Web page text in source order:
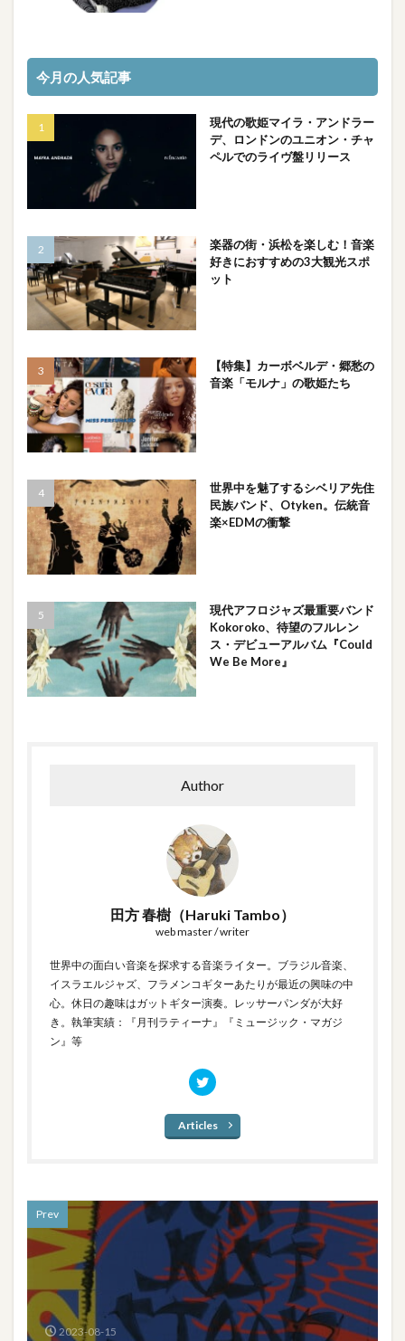
今月の人気記事
現代の歌姫マイラ・アンドラー
デ、ロンドンのユニオン・チャ
ペルでのライヴ盤リリース
楽器の街・浜松を楽しむ！音楽
好きにおすすめの3大観光スポ
ット
【特集】カーボベルデ・郷愁の
音楽「モルナ」の歌姫たち
世界中を魅了するシベリア先住
民族バンド、Otyken。伝統音
楽×EDMの衝撃
現代アフロジャズ最重要バンド
Kokoroko、待望のフルレン
ス・デビューアルバム『Could
We Be More』
Author
田方 春樹（Haruki Tambo）
web master / writer
世界中の面白い音楽を探求する音楽ライター。ブラジル音楽、
イスラエルジャズ、フラメンコギターあたりが最近の興味の中
心。休日の趣味はガットギター演奏。レッサーパンダが大好
き。執筆実績：『月刊ラティーナ』『ミュージック・マガジ
ン』等
Articles
Prev
2023-08-15